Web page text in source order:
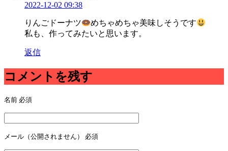
2022-12-02 09:38
りんごドーナツ
めちゃめちゃ美味しそうです
私も、作ってみたいと思います。
返信
コメントを残す
名前 必須
メール（公開されません） 必須